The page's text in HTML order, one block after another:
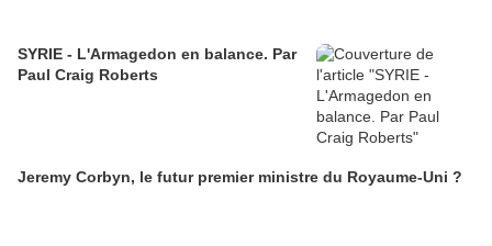
SYRIE - L'Armagedon en balance. Par
Paul Craig Roberts
Jeremy Corbyn, le futur premier ministre du Royaume-Uni ?